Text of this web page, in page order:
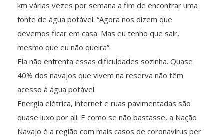
km várias vezes por semana a fim de encontrar uma
fonte de água potável. “Agora nos dizem que
devemos ficar em casa. Mas eu tenho que sair,
mesmo que eu não queira”.
Ela não enfrenta essas dificuldades sozinha. Quase
40% dos navajos que vivem na reserva não têm
acesso à água potável.
Energia elétrica, internet e ruas pavimentadas são
quase luxo por ali. E como se não bastasse, a Nação
Navajo é a região com mais casos de coronavírus per